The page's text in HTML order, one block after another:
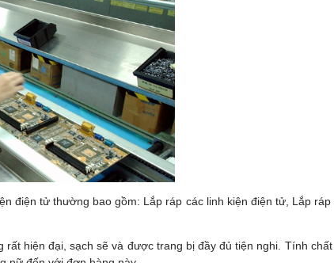
điện tử thường bao gồm: Lắp ráp các linh kiện điện tử, Lắp
hiện đại, sạch sẽ và được trang bị đầy đủ tiện nghi. Tính